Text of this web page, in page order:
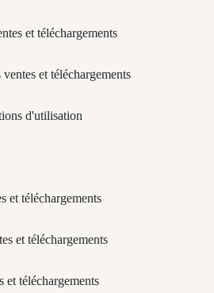
et téléchargements
et téléchargements
d'utilisation
et téléchargements
et téléchargements
et téléchargements